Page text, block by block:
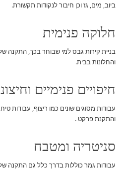
ביוב, מים, גז וכן חיבור לנקודות תקשורת.
חלוקה פנימית
בניית קירות גבס למי שבוחר בכך, התקנה
והחלונות בבית.
חיפויים פנימיים
עבודות מסוגים שונים כמו ריצוף, עבודות
והתקנת פרקט .
סניטריה ומטבח
עבודות גמר כוללות בדרך כלל גם התקנה של